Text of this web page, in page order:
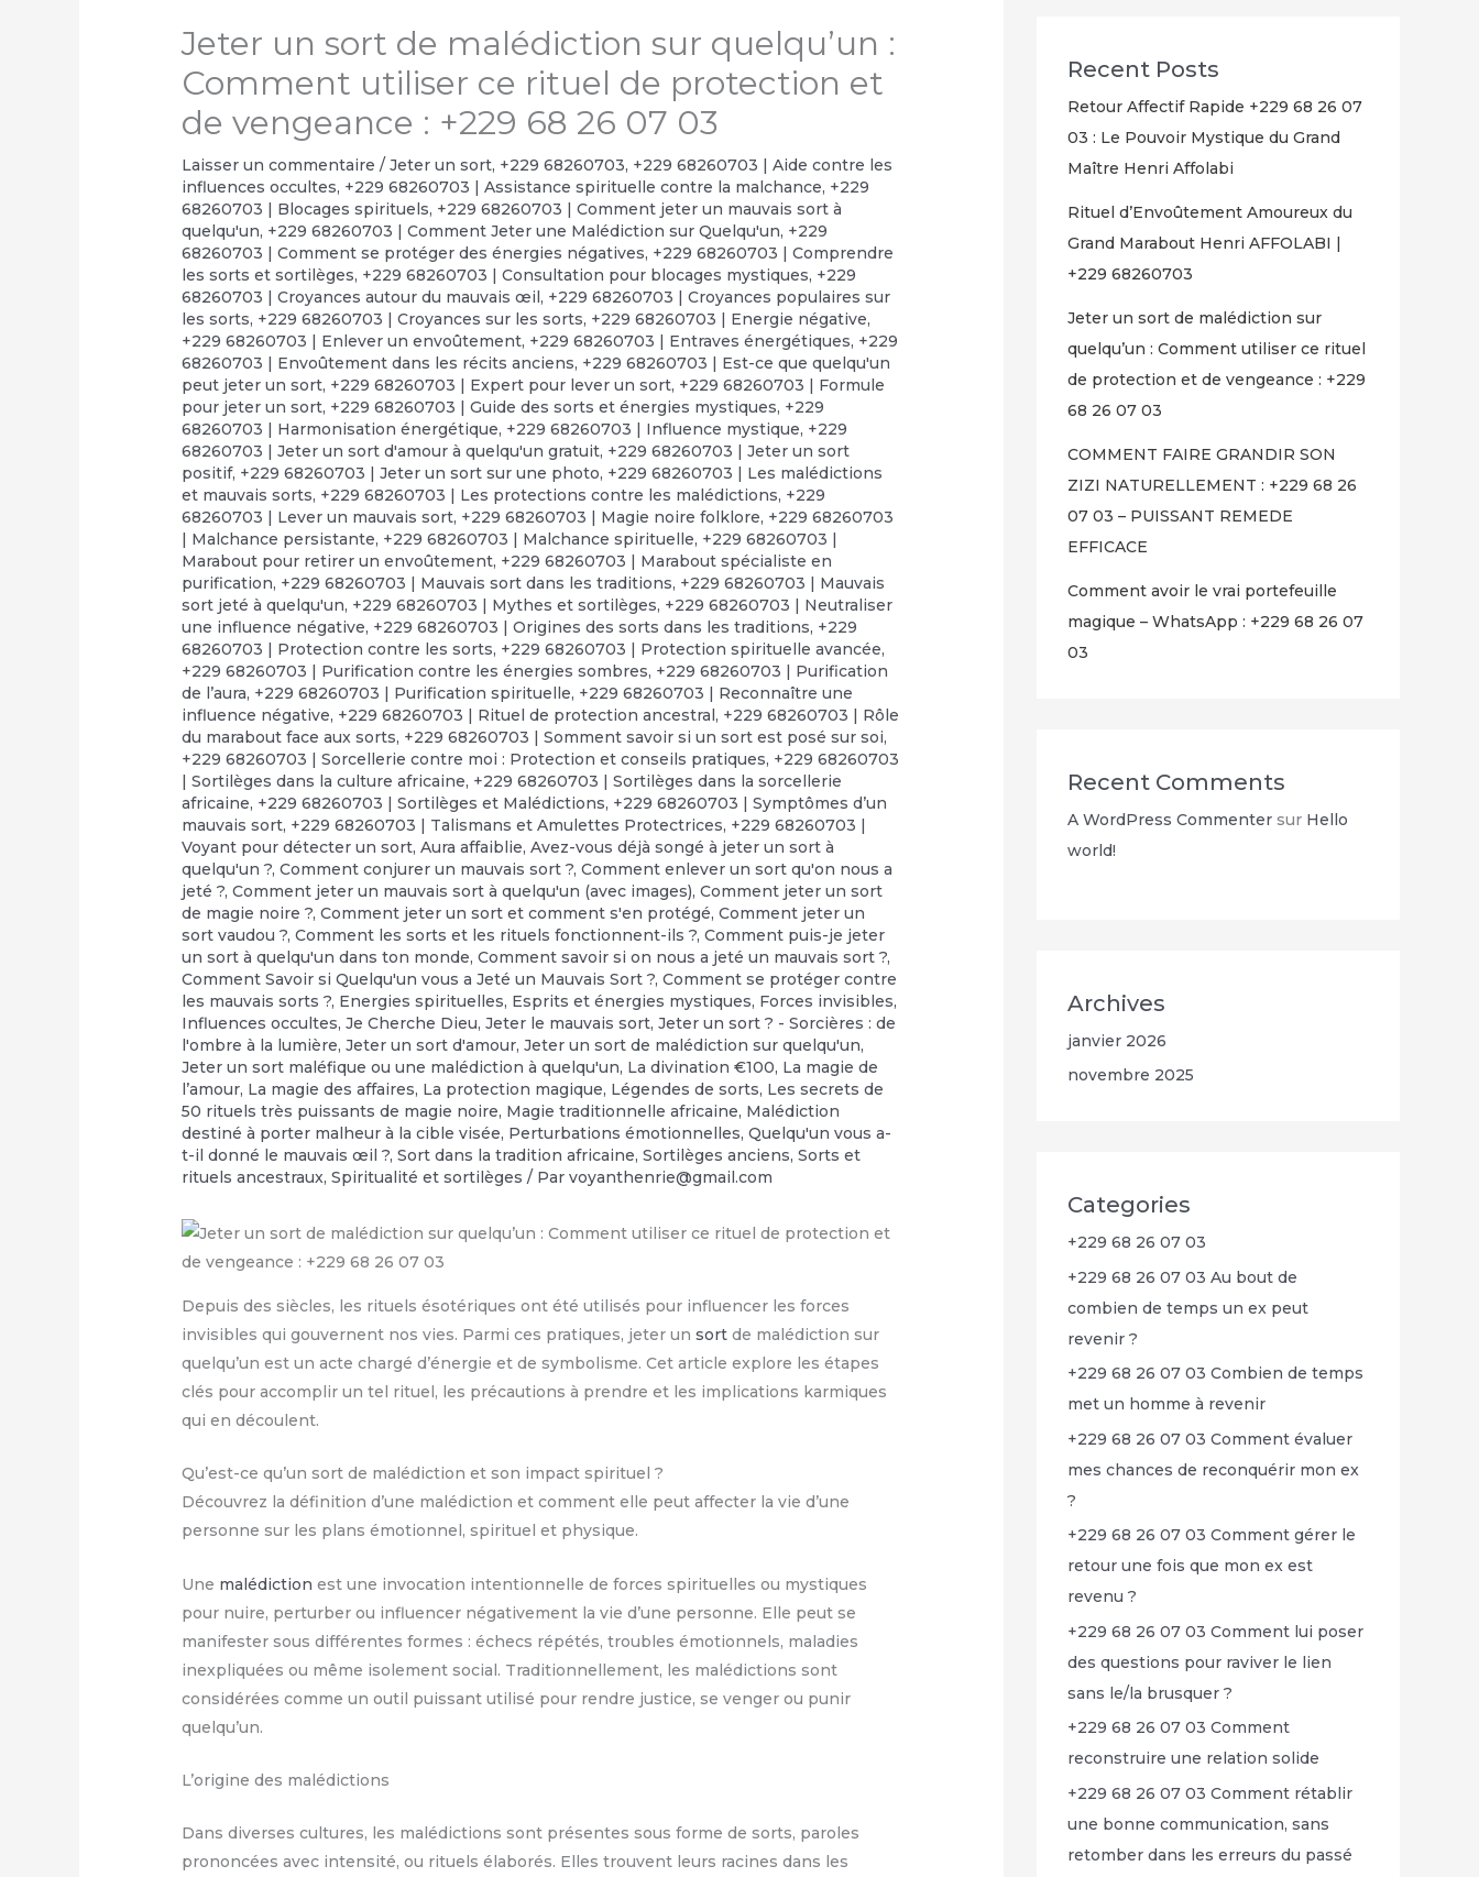
Jeter un sort de malédiction sur quelqu’un :
Comment utiliser ce rituel de protection et
de vengeance : +229 68 26 07 03
Laisser un commentaire /Jeter un sort, +229 68260703, +229 68260703 | Aide contre les
influences occultes, +229 68260703 | Assistance spirituelle contre la malchance, +229
68260703 | Blocages spirituels, +229 68260703 | Comment jeter un mauvais sort à
quelqu'un, +229 68260703 | Comment Jeter une Malédiction sur Quelqu'un, +229
68260703 | Comment se protéger des énergies négatives, +229 68260703 | Comprendre
les sorts et sortilèges, +229 68260703 | Consultation pour blocages mystiques, +229
68260703 | Croyances autour du mauvais œil, +229 68260703 | Croyances populaires sur
les sorts, +229 68260703 | Croyances sur les sorts, +229 68260703 | Energie négative,
+229 68260703 | Enlever un envoûtement, +229 68260703 | Entraves énergétiques, +229
68260703 | Envoûtement dans les récits anciens, +229 68260703 | Est-ce que quelqu'un
peut jeter un sort, +229 68260703 | Expert pour lever un sort, +229 68260703 | Formule
pour jeter un sort, +229 68260703 | Guide des sorts et énergies mystiques, +229
68260703 | Harmonisation énergétique, +229 68260703 | Influence mystique, +229
68260703 | Jeter un sort d'amour à quelqu'un gratuit, +229 68260703 | Jeter un sort
positif, +229 68260703 | Jeter un sort sur une photo, +229 68260703 | Les malédictions
et mauvais sorts, +229 68260703 | Les protections contre les malédictions, +229
68260703 | Lever un mauvais sort, +229 68260703 | Magie noire folklore, +229 68260703
| Malchance persistante, +229 68260703 | Malchance spirituelle, +229 68260703 |
Marabout pour retirer un envoûtement, +229 68260703 | Marabout spécialiste en
purification, +229 68260703 | Mauvais sort dans les traditions, +229 68260703 | Mauvais
sort jeté à quelqu'un, +229 68260703 | Mythes et sortilèges, +229 68260703 | Neutraliser
une influence négative, +229 68260703 | Origines des sorts dans les traditions, +229
68260703 | Protection contre les sorts, +229 68260703 | Protection spirituelle avancée,
+229 68260703 | Purification contre les énergies sombres, +229 68260703 | Purification
de l’aura, +229 68260703 | Purification spirituelle, +229 68260703 | Reconnaître une
influence négative, +229 68260703 | Rituel de protection ancestral, +229 68260703 | Rôle
du marabout face aux sorts, +229 68260703 | Somment savoir si un sort est posé sur soi,
+229 68260703 | Sorcellerie contre moi : Protection et conseils pratiques, +229 68260703
| Sortilèges dans la culture africaine, +229 68260703 | Sortilèges dans la sorcellerie
africaine, +229 68260703 | Sortilèges et Malédictions, +229 68260703 | Symptômes d’un
mauvais sort, +229 68260703 | Talismans et Amulettes Protectrices, +229 68260703 |
Voyant pour détecter un sort,Aura affaiblie,Avez-vous déjà songé à jeter un sort à
quelqu'un ?,Comment conjurer un mauvais sort ?,Comment enlever un sort qu'on nous a
jeté ?,Comment jeter un mauvais sort à quelqu'un (avec images),Comment jeter un sort
de magie noire ?,Comment jeter un sort et comment s'en protégé,Comment jeter un
sort vaudou ?,Comment les sorts et les rituels fonctionnent-ils ?,Comment puis-je jeter
un sort à quelqu'un dans ton monde,Comment savoir si on nous a jeté un mauvais sort ?,
Comment Savoir si Quelqu'un vous a Jeté un Mauvais Sort ?,Comment se protéger contre
les mauvais sorts ?, Energies spirituelles, Esprits et énergies mystiques, Forces invisibles,
Influences occultes,Je Cherche Dieu,Jeter le mauvais sort,Jeter un sort ? - Sorcières : de
l'ombre à la lumière,Jeter un sort d'amour,Jeter un sort de malédiction sur quelqu'un,
Jeter un sort maléfique ou une malédiction à quelqu'un, La divination €100, ‎La magie de
l’amour, ‎La magie des affaires, ‎La protection magique, Légendes de sorts, Les secrets de
50 rituels très puissants de magie noire, Magie traditionnelle africaine, Malédiction
destiné à porter malheur à la cible visée, Perturbations émotionnelles,Quelqu'un vous a-
t-il donné le mauvais œil ?,Sort dans la tradition africaine,Sortilèges anciens,Sorts et
rituels ancestraux,Spiritualité et sortilèges / Parvoyanthenrie@gmail.com
Depuis des siècles, les rituels ésotériques ont été utilisés pour influencer les forces
invisibles qui gouvernent nos vies. Parmi ces pratiques, jeter unsort de malédiction sur
quelqu’un est un acte chargé d’énergie et de symbolisme. Cet article explore les étapes
clés pour accomplir un tel rituel, les précautions à prendre et les implications karmiques
qui en découlent.
Qu’est-ce qu’un sort de malédiction et son impact spirituel ?
Découvrez la définition d’une malédiction et comment elle peut affecter la vie d’une
personne sur les plans émotionnel, spirituel et physique.
Une malédiction est une invocation intentionnelle de forces spirituelles ou mystiques
pour nuire, perturber ou influencer négativement la vie d’une personne. Elle peut se
manifester sous différentes formes : échecs répétés, troubles émotionnels, maladies
inexpliquées ou même isolement social. Traditionnellement, les malédictions sont
considérées comme un outil puissant utilisé pour rendre justice, se venger ou punir
quelqu’un.
L’origine des malédictions
Dans diverses cultures, les malédictions sont présentes sous forme de sorts, paroles
prononcées avec intensité, ou rituels élaborés. Elles trouvent leurs racines dans les
Recent Posts
Retour Affectif Rapide +229 68 26 07
03 : Le Pouvoir Mystique du Grand
Maître Henri Affolabi
Rituel d’Envoûtement Amoureux du
Grand Marabout Henri AFFOLABI |
+229 68260703
Jeter un sort de malédiction sur
quelqu’un : Comment utiliser ce rituel
de protection et de vengeance : +229
68 26 07 03
COMMENT FAIRE GRANDIR SON
ZIZI NATURELLEMENT : +229 68 26
07 03 – PUISSANT REMEDE
EFFICACE
Comment avoir le vrai portefeuille
magique – WhatsApp : +229 68 26 07
03
Recent Comments
A WordPress Commenter sur Hello
world!
Archives
janvier 2026
novembre 2025
Categories
+229 68 26 07 03
+229 68 26 07 03 Au bout de
combien de temps un ex peut
revenir ?
+229 68 26 07 03 Combien de temps
met un homme à revenir
+229 68 26 07 03 Comment évaluer
mes chances de reconquérir mon ex
?
+229 68 26 07 03 Comment gérer le
retour une fois que mon ex est
revenu ?
+229 68 26 07 03 Comment lui poser
des questions pour raviver le lien
sans le/la brusquer ?
+229 68 26 07 03 Comment
reconstruire une relation solide
+229 68 26 07 03 Comment rétablir
une bonne communication, sans
retomber dans les erreurs du passé